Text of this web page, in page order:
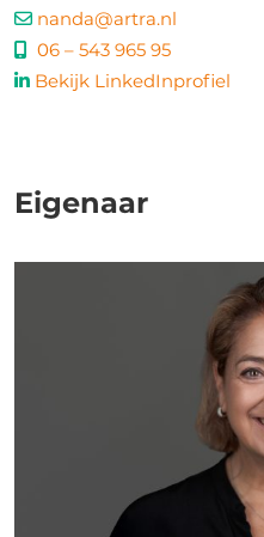
nanda@artra.nl
06 – 543 965 95
Bekijk LinkedInprofiel
Eigenaar